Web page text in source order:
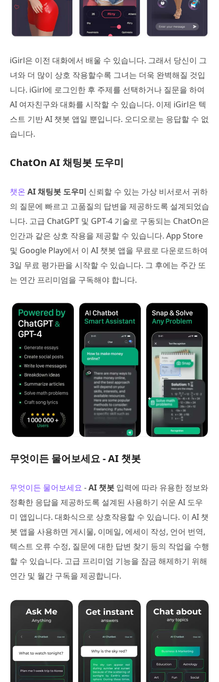
iGirl은 이전 대화에서 배울 수 있습니다. 그래서 당신이 그
녀와 더 많이 상호 작용할수록 그녀는 더욱 완벽해질 것입
니다. iGirl에 로그인한 후 주제를 선택하거나 질문을 하여
AI 여자친구와 대화를 시작할 수 있습니다. 이제 iGirl은 텍
스트 기반 AI 챗봇 앱일 뿐입니다. 오디오로는 응답할 수 없
습니다.
ChatOn AI 채팅봇 도우미
챗온 AI 채팅봇 도우미 신뢰할 수 있는 가상 비서로서 귀하
의 질문에 빠르고 고품질의 답변을 제공하도록 설계되었습
니다. 고급 ChatGPT 및 GPT-4 기술로 구동되는 ChatOn은
인간과 같은 상호 작용을 제공할 수 있습니다. App Store
및 Google Play에서 이 AI 챗봇 앱을 무료로 다운로드하여
3일 무료 평가판을 시작할 수 있습니다. 그 후에는 주간 또
는 연간 프리미엄을 구독해야 합니다.
무엇이든 물어보세요 - AI 챗봇
무엇이든 물어보세요 -AI 챗봇 입력에 따라 유용한 정보와
정확한 응답을 제공하도록 설계된 사용하기 쉬운 AI 도우
미 앱입니다. 대화식으로 상호작용할 수 있습니다. 이 AI 챗
봇 앱을 사용하면 게시물, 이메일, 에세이 작성, 언어 번역,
텍스트 오류 수정, 질문에 대한 답변 찾기 등의 작업을 수행
할 수 있습니다. 고급 프리미엄 기능을 잠금 해제하기 위해
연간 및 월간 구독을 제공합니다.